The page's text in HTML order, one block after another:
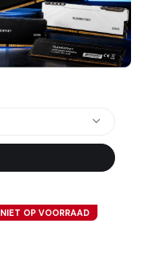
NIET OP VOORRAAD